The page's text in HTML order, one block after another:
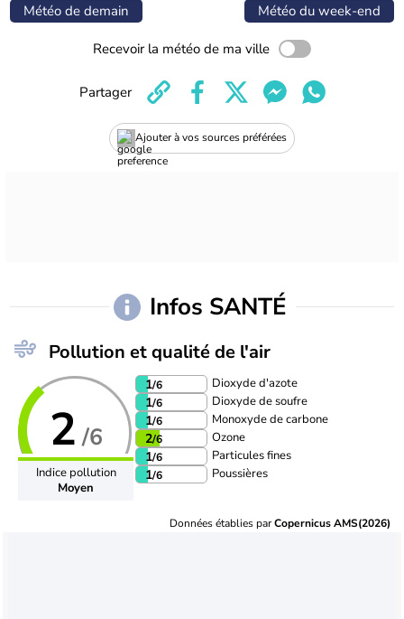
Météo de demain Météo du week-end
Recevoir la météo de ma ville
Ajouter à vos sources préférées
Partager
Infos SANTÉ
Pollution et qualité de l'air
2 /6
Indice pollution
Moyen
1/6 Dioxyde d'azote
1/6 Dioxyde de soufre
1/6 Monoxyde de carbone
2/6 Ozone
1/6 Particules fines
1/6 Poussières
Données établies parCopernicus AMS(2026)